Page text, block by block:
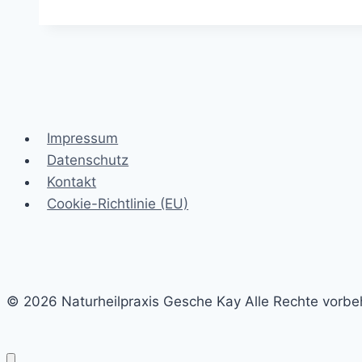
Impressum
Datenschutz
Kontakt
Cookie-Richtlinie (EU)
© 2026 Naturheilpraxis Gesche Kay Alle Rechte